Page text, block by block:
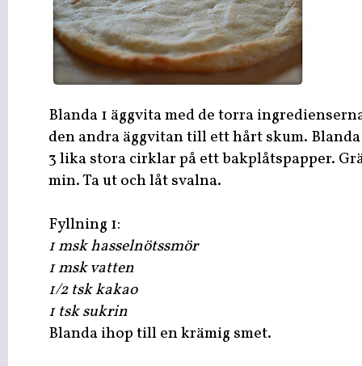
Blanda 1 äggvita med de torra
den andra äggvitan till ett hårt skum.
3 lika stora cirklar på ett bakplåtspapper.
min. Ta ut och låt svalna.
Fyllning 1:
1 msk hasselnötssmör
1 msk vatten
1/2 tsk kakao
1 tsk sukrin
Blanda ihop till en krämig smet.